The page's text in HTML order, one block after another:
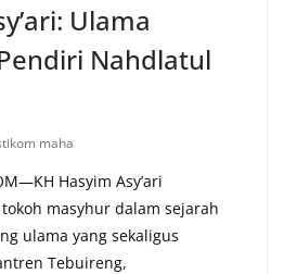
Ulama
Nahdlatul
maha
Hasyim Asy’ari
masyhur dalam sejarah
ulama yang sekaligus
Tebuireng,